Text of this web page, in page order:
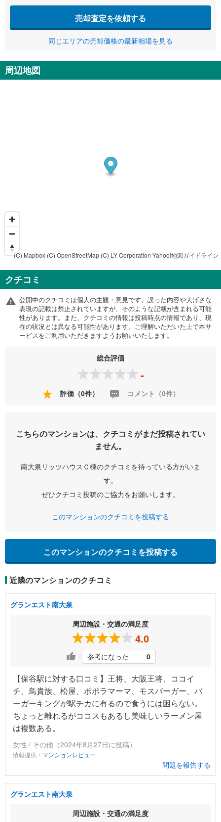
売却査定を依頼する
同じエリアの売却価格の最新相場を見る
周辺地図
(C) Mapbox (C) OpenStreetMap (C) LY Corporation Yahoo!地図ガイドライン
クチコミ
公開中のクチコミは個人の主観・意見です。誤った内容や大げさな
表現の記載は禁止されていますが、そのような記載が含まれる可能
性があります。また、クチコミの情報は投稿時点の情報であり、現
在の状況とは異なる可能性があります。ご理解いただいた上で本サ
ービスをご利用いただきますようお願いいたします。
総合評価
-
評価（0件） コメント（0件）
こちらのマンションは、クチコミがまだ投稿されてい
ません。
南大泉リッツハウスＣ棟のクチコミを待っている方がいま
す。
ぜひクチコミ投稿のご協力をお願いします。
このマンションのクチコミを投稿する
このマンションのクチコミを投稿する
近隣のマンションのクチコミ
グランエスト南大泉
周辺施設・交通の満足度
4.0
参考になった 0
【保谷駅に対する口コミ】王将、大阪王将、ココイ
チ、鳥貴族、松屋、ポポラマーマ、モスバーガー、バ
ーガーキングが駅チカに有るので食うには困らない。
ちょっと離れるがココスもあるし美味しいラーメン屋
は複数ある。
女性 / その他（2024年8月27日に投稿）
情報提供： マンションレビュー
問題を報告する
グランエスト南大泉
周辺施設・交通の満足度